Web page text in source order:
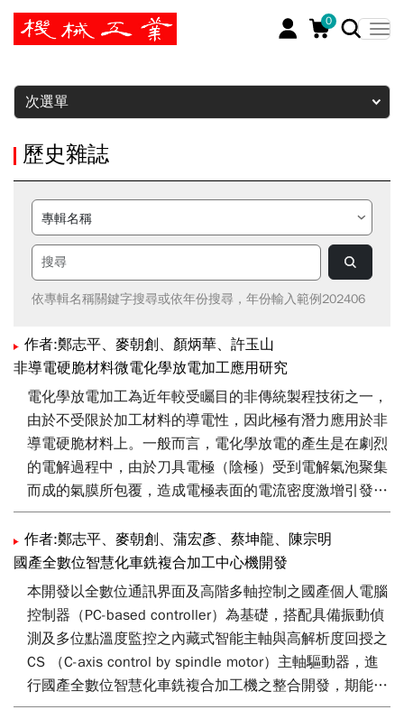
0
暫停
次選單
歷史雜誌
依專輯名稱關鍵字搜尋或依年份搜尋，年份輸入範例202406
作者:鄭志平、麥朝創、顏炳華、許玉山
非導電硬脆材料微電化學放電加工應用研究
電化學放電加工為近年較受矚目的非傳統製程技術之一，
由於不受限於加工材料的導電性，因此極有潛力應用於非
導電硬脆材料上。一般而言，電化學放電的產生是在劇烈
的電解過程中，由於刀具電極（陰極）受到電解氣泡聚集
而成的氣膜所包覆，造成電極表面的電流密度激增引發放
電火花。放電能量與產生頻率將直接取決於氣膜的結構特
徵與包覆穩定性，同時也被視為影響製程精度、表面品質
與材料移除率的主要關鍵因子。然而在實際加工系統內，
刀具電極所處之環境界面更為複雜，導致氣膜結構控制不
易及加工區內電解液循環困難。故對於的應用上，實為一
必需審慎正視及克服的研究課題。本研究中擬導入磁流體
對流技術，藉以維持整體電極表面上氣膜結構之穩定性與
增進電解液在加工區之循環效能，使放電能量釋放均一與
加工效率提昇。
作者:鄭志平、麥朝創、蒲宏彥、蔡坤龍、陳宗明
國產全數位智慧化車銑複合加工中心機開發
本開發以全數位通訊界面及高階多軸控制之國產個人電腦
控制器（PC-based controller）為基礎，搭配具備振動偵
測及多位點溫度監控之內藏式智能主軸與高解析度回授之
CS （C-axis control by spindle motor）主軸驅動器，進
行國產全數位智慧化車銑複合加工機之整合開發，期能符
合工業4.0 整合式系統架構，以因應國內工具機高速性能